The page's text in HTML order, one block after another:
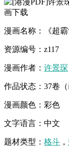
漫画名称：《超霸
资源编号：z117
漫画作者： 许景琛
作品状态：37卷（
漫画颜色：彩色
文字语言：中文
题材类型： 格斗 ，